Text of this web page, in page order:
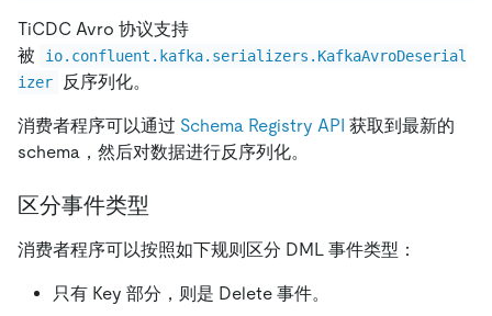
TiCDC Avro 协议支持
被
io.confluent.kafka.serializers.KafkaAvroDeserial
izer
反序列化。
消费者程序可以通过 Schema Registry API 获取到最新的
schema，然后对数据进行反序列化。
区分事件类型
消费者程序可以按照如下规则区分 DML 事件类型：
只有 Key 部分，则是 Delete 事件。